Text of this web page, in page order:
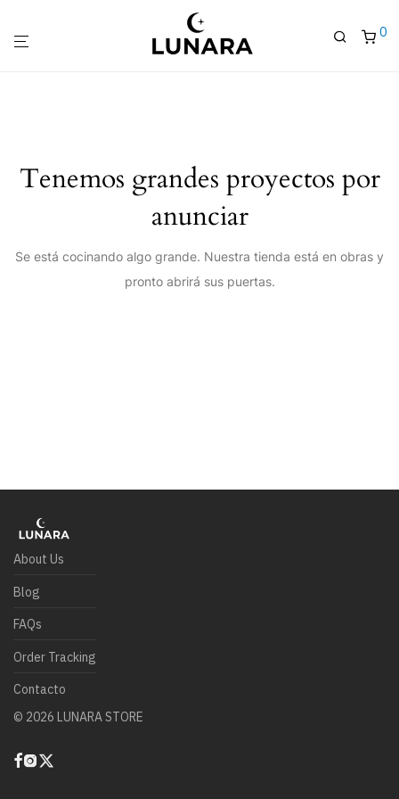
0
Tenemos grandes proyectos por
anunciar
Se está cocinando algo grande. Nuestra tienda está en obras y
pronto abrirá sus puertas.
About Us
Blog
FAQs
Order Tracking
Contacto
© 2026 LUNARA STORE